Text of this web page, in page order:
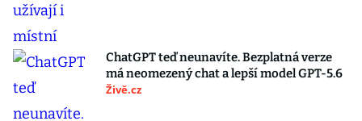
ChatGPT teď neunavíte. Bezplatná verze
má neomezený chat a lepší model GPT-5.6
Živě.cz